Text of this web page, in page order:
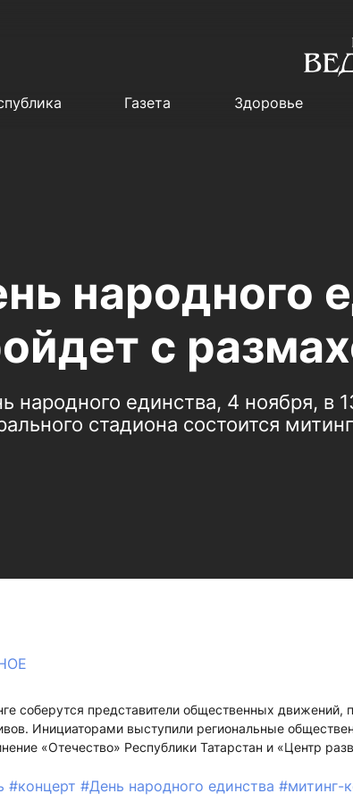
Газета Здоровье
народного
с
народного единства, 4 ноября, в
стадиона состоится
соберутся представители общественных движений,
Инициаторами выступили региональные
«Отечество» Республики Татарстан и «Центр
#концерт #День народного единства #митинг-